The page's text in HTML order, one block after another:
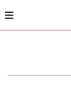
to
content